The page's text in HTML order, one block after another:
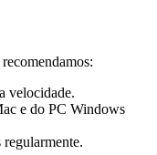
velocidade.
e do PC Windows
regularmente.